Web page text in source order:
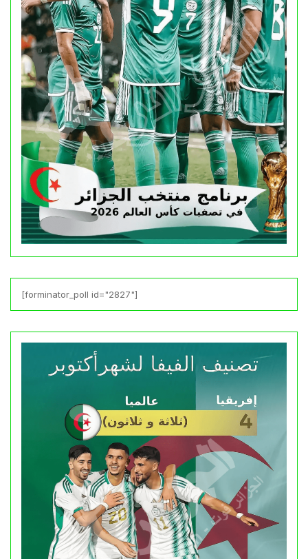
[forminator_poll id="2827"]